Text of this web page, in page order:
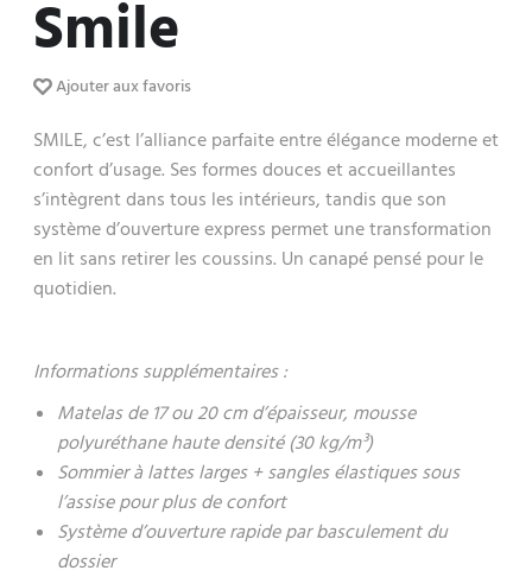
Smile
Ajouter aux favoris
SMILE, c’est l’alliance parfaite entre élégance moderne et
confort d’usage. Ses formes douces et accueillantes
s’intègrent dans tous les intérieurs, tandis que son
système d’ouverture express permet une transformation
en lit sans retirer les coussins. Un canapé pensé pour le
quotidien.
Informations supplémentaires :
Matelas de 17 ou 20 cm d’épaisseur, mousse
polyuréthane haute densité (30 kg/m³)
Sommier à lattes larges + sangles élastiques sous
l’assise pour plus de confort
Système d’ouverture rapide par basculement du
dossier